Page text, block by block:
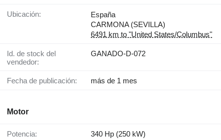
Ubicación:
España
CARMONA (SEVILLA)
6491 km to "United States/Columbus"
Id. de stock del
vendedor:
GANADO-D-072
Fecha de publicación: más de 1 mes
Motor
Potencia: 340 Hp (250 kW)